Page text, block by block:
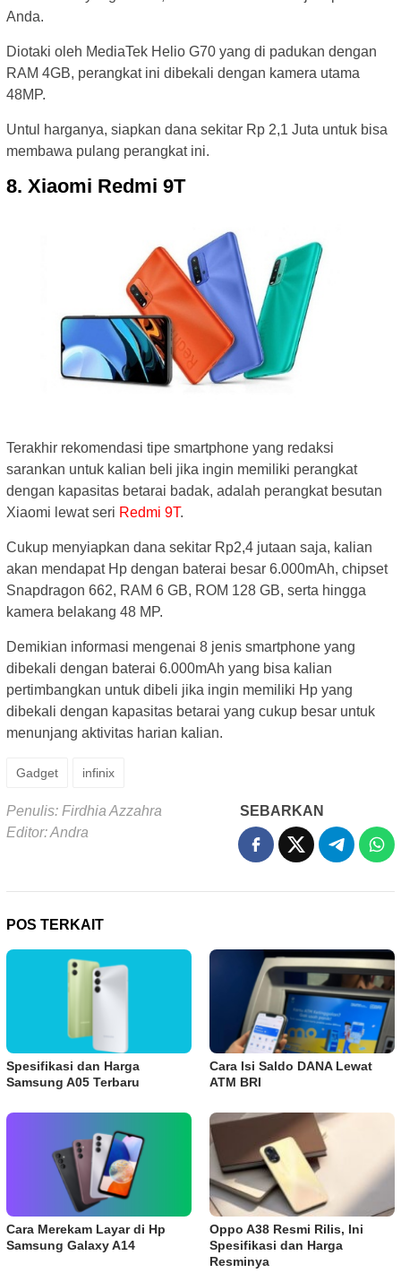
Anda.
Diotaki oleh MediaTek Helio G70 yang di padukan dengan
RAM 4GB, perangkat ini dibekali dengan kamera utama
48MP.
Untul harganya, siapkan dana sekitar Rp 2,1 Juta untuk bisa
membawa pulang perangkat ini.
8. Xiaomi Redmi 9T
Terakhir rekomendasi tipe smartphone yang redaksi
sarankan untuk kalian beli jika ingin memiliki perangkat
dengan kapasitas betarai badak, adalah perangkat besutan
Xiaomi lewat seri Redmi 9T.
Cukup menyiapkan dana sekitar Rp2,4 jutaan saja, kalian
akan mendapat Hp dengan baterai besar 6.000mAh, chipset
Snapdragon 662, RAM 6 GB, ROM 128 GB, serta hingga
kamera belakang 48 MP.
Demikian informasi mengenai 8 jenis smartphone yang
dibekali dengan baterai 6.000mAh yang bisa kalian
pertimbangkan untuk dibeli jika ingin memiliki Hp yang
dibekali dengan kapasitas betarai yang cukup besar untuk
menunjang aktivitas harian kalian.
Gadget infinix
Penulis: Firdhia Azzahra
Editor: Andra
SEBARKAN
POS TERKAIT
Spesifikasi dan Harga
Samsung A05 Terbaru
Cara Isi Saldo DANA Lewat
ATM BRI
Cara Merekam Layar di Hp
Samsung Galaxy A14
Oppo A38 Resmi Rilis, Ini
Spesifikasi dan Harga
Resminya